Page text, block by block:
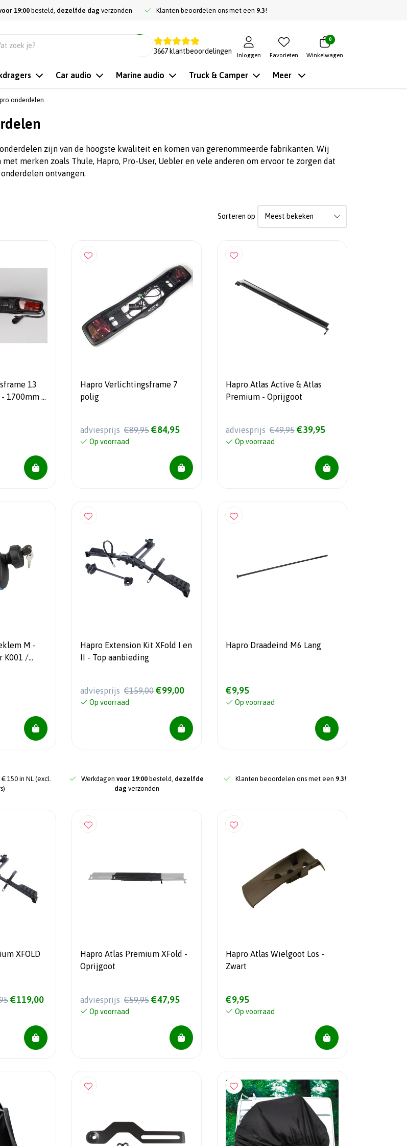
19:00 besteld, dezelfde dag verzonden Klanten beoordelen ons met een 9.3!
3667 klantbeoordelingen
Inloggen Favorieten
0
Winkelwagen
Car audio Marine audio Truck & Camper Meer
onderdelen
zijn van de hoogste kwaliteit en komen van gerenommeerde fabrikanten. Wij
met merken zoals Thule, Hapro, Pro-User, Uebler en vele anderen om ervoor te zorgen dat
ontvangen.
Sorteren op
13
1700mm -
Hapro Verlichtingsframe 7
polig
adviesprijs €89,95 €84,95
Op voorraad
Hapro Atlas Active & Atlas
Premium - Oprijgoot
adviesprijs €49,95 €39,95
Op voorraad
M -
K001 /
Hapro Extension Kit XFold I en
II - Top aanbieding
adviesprijs €159,00 €99,00
Op voorraad
Hapro Draadeind M6 Lang
€9,95
Op voorraad
150 in NL (excl.
Werkdagen voor 19:00 besteld, dezelfde
dag verzonden
Klanten beoordelen ons met een 9.3!
XFOLD
€119,00
Hapro Atlas Premium XFold -
Oprijgoot
adviesprijs €59,95 €47,95
Op voorraad
Hapro Atlas Wielgoot Los -
Zwart
€9,95
Op voorraad